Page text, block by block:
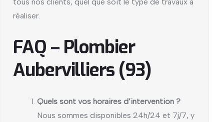
réaliser.
FAQ – Plombier
Aubervilliers (93)
Quels sont vos horaires d’intervention ?
Nous sommes disponibles 24h/24 et 7j/7, y